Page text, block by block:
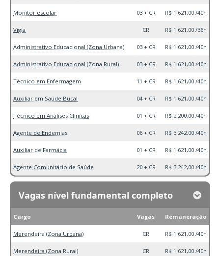
Monitor escolar 03 + CR R$ 1.621,00 /40h
Vigia CR R$ 1.621,00 /36h
Administrativo Educacional (Zona Urbana) 03 + CR R$ 1.621,00 /40h
Administrativo Educacional (Zona Rural) 03 + CR R$ 1.621,00 /40h
Técnico em Enfermagem 11 + CR R$ 1.621,00 /40h
Auxiliar em Saúde Bucal 04 + CR R$ 1.621,00 /40h
Técnico em Análises Clínicas 01 + CR R$ 2.200,00 /40h
Agente de Endemias 06 + CR R$ 3.242,00 /40h
Auxiliar de Farmácia 01 + CR R$ 1.621,00 /40h
Agente Comunitário de Saúde 20 + CR R$ 3.242,00 /40h
Vagas nível fundamental completo
Cargo Vagas Remuneração
Merendeira (Zona Urbana) CR R$ 1.621,00 /40h
Merendeira (Zona Rural) CR R$ 1.621,00 /40h